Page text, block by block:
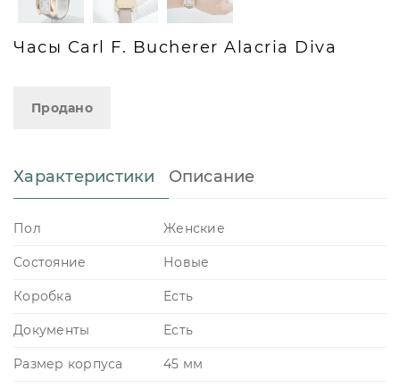
Часы Carl F. Bucherer Alacria Diva
Продано
Характеристики Описание
Пол Женские
Состояние Новые
Коробка Есть
Документы Есть
Размер корпуса 45 мм